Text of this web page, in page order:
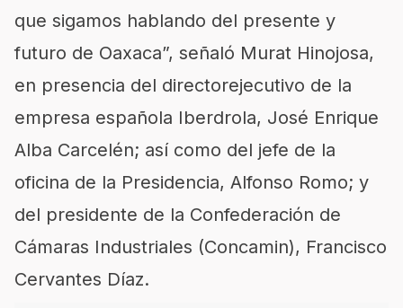
que sigamos hablando del presente y
futuro de Oaxaca”, señaló Murat Hinojosa,
en presencia del directorejecutivo de la
empresa española Iberdrola, José Enrique
Alba Carcelén; así como del jefe de la
oficina de la Presidencia, Alfonso Romo; y
del presidente de la Confederación de
Cámaras Industriales (Concamin), Francisco
Cervantes Díaz.